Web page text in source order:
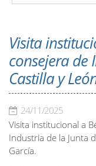
Visita
consejera de
Castilla y
24/11/2025
Visita institucional a
Industria de la Junta
García.